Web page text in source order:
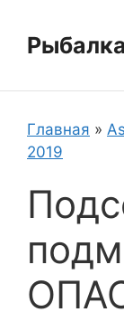
содержимому
Рыбалка
Главная »
2019